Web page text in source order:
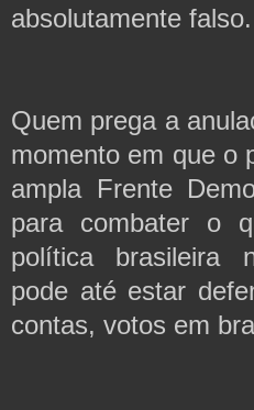
absolutamente falso.
Quem prega a
momento em que o
ampla Frente
para combater o
política brasileira
pode até estar
contas, votos em